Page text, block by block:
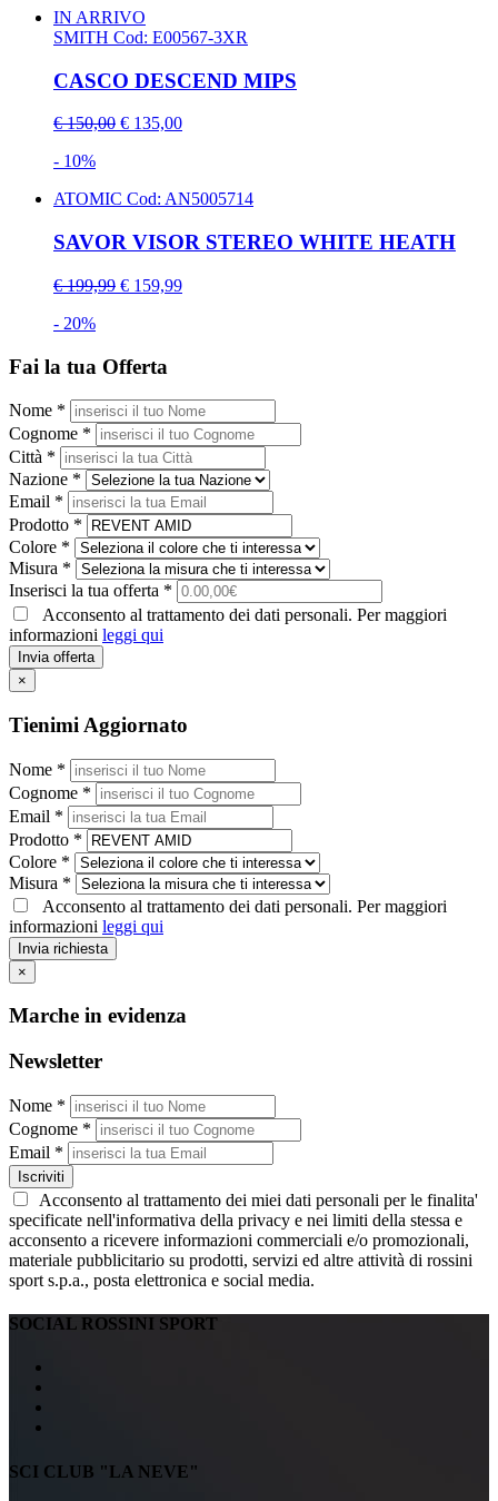
IN ARRIVO
SMITH Cod: E00567-3XR
CASCO DESCEND MIPS
€ 150,00 € 135,00
- 10%
ATOMIC Cod: AN5005714
SAVOR VISOR STEREO WHITE HEATH
€ 199,99 € 159,99
- 20%
Fai la tua Offerta
Nome *
Cognome *
Città *
Nazione *
Email *
Prodotto *
Colore *
Misura *
Inserisci la tua offerta *
Acconsento al trattamento dei dati personali. Per maggiori
informazioni leggi qui
Invia offerta
×
Tienimi Aggiornato
Nome *
Cognome *
Email *
Prodotto *
Colore *
Misura *
Acconsento al trattamento dei dati personali. Per maggiori
informazioni leggi qui
Invia richiesta
×
Marche in evidenza
Newsletter
Nome *
Cognome *
Email *
Iscriviti
Acconsento al trattamento dei miei dati personali per le finalita'
specificate nell'informativa della privacy e nei limiti della stessa e
acconsento a ricevere informazioni commerciali e/o promozionali,
materiale pubblicitario su prodotti, servizi ed altre attività di rossini
sport s.p.a., posta elettronica e social media.
SOCIAL ROSSINI SPORT
SCI CLUB "LA NEVE"